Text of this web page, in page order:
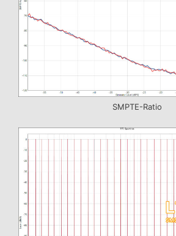
SMPTE-Ratio